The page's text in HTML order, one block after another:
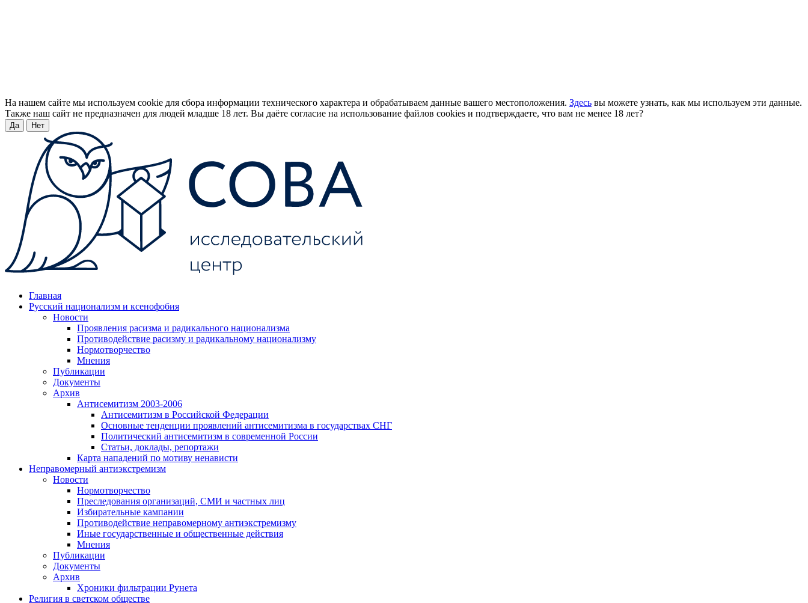
На нашем сайте мы используем cookie для сбора информации технического характера и обрабатываем данные вашего местоположения. Здесь вы можете узнать, как мы используем эти данные.
Также наш сайт не предназначен для людей младше 18 лет. Вы даёте согласие на использование файлов cookies и подтверждаете, что вам не менее 18 лет?
Да Нет
Главная
Русский национализм и ксенофобия
Новости
Проявления расизма и радикального национализма
Противодействие расизму и радикальному национализму
Нормотворчество
Мнения
Публикации
Документы
Архив
Антисемитизм 2003-2006
Антисемитизм в Российской Федерации
Основные тенденции проявлений антисемитизма в государствах СНГ
Политический антисемитизм в современной России
Статьи, доклады, репортажи
Карта нападений по мотиву ненависти
Неправомерный антиэкстремизм
Новости
Нормотворчество
Преследования организаций, СМИ и частных лиц
Избирательные кампании
Противодействие неправомерному антиэкстремизму
Иные государственные и общественные действия
Мнения
Публикации
Документы
Архив
Хроники фильтрации Рунета
Религия в светском обществе